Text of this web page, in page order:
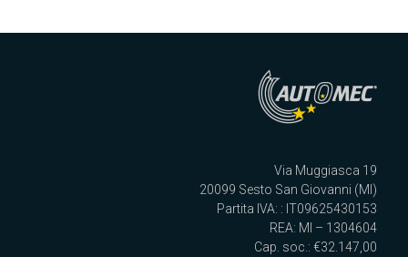
Via Muggiasca 19
20099 Sesto San Giovanni (MI)
Partita IVA: : IT09625430153
REA: MI – 1304604
Cap. soc.: €32.147,00